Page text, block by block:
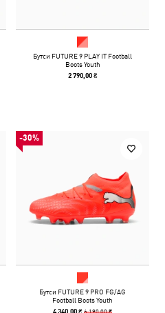
Бутси FUTURE 9 PLAY IT Football
Boots Youth
2 790,00 ₴
-30%
Бутси FUTURE 9 PRO FG/AG
Football Boots Youth
4 340,00 ₴